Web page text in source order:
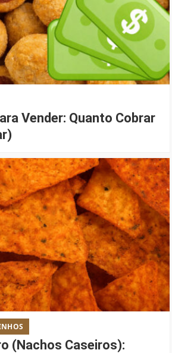
Vender: Quanto Cobrar
(Nachos Caseiros):